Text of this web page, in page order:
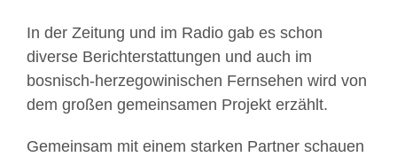
In der Zeitung und im Radio gab es schon
diverse Berichterstattungen und auch im
bosnisch-herzegowinischen Fernsehen wird von
dem großen gemeinsamen Projekt erzählt.
Gemeinsam mit einem starken Partner schauen